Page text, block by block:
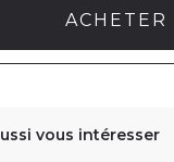
ACHETER
vous intéresser